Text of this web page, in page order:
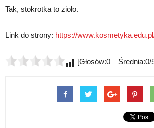
Tak, stokrotka to zioło.
Link do strony: https://
[Głosów:0 Średnia:0/